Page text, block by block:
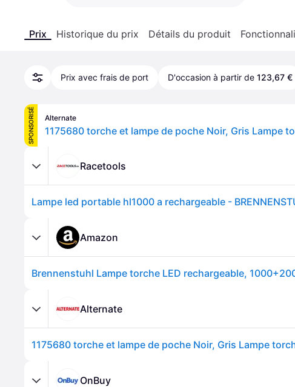
Prix Historique du prix Détails du produit
Prix avec frais de port D'occasion à partir de 123,67 €
SPONSORISÉ Alternate
Racetools
Amazon
Alternate
OnBuy